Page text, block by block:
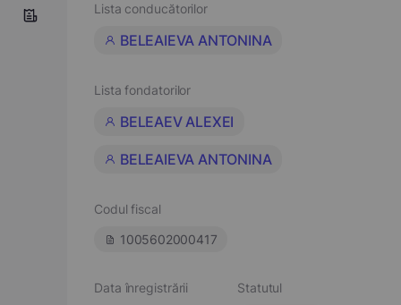
Lista conducătorilor
BELEAIEVA ANTONINA
Lista fondatorilor
BELEAEV ALEXEI
BELEAIEVA ANTONINA
Codul fiscal
1005602000417
Data înregistrării
Statutul